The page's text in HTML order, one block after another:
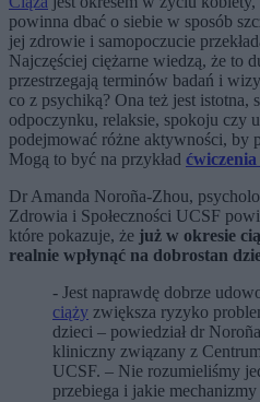
powinna dbać o siebie w sposób
jej zdrowie i samopoczucie
Najczęściej ciężarne wiedzą, że to
przestrzegają terminów badań i
co z psychiką? Ona też jest istotna,
odpoczynku, relaksie, spokoju czy
podejmować różne aktywności, by
Mogą to być na przykład
Dr Amanda Noroña-Zhou,
Zdrowia i Społeczności UCSF
które pokazuje, że już w okresie
realnie wpłynąć na dobrostan
- Jest naprawdę dobrze
ciąży zwiększa ryzyko
dzieci – powiedział dr
kliniczny związany z
UCSF. – Nie rozumieliśmy
przebiega i jakie